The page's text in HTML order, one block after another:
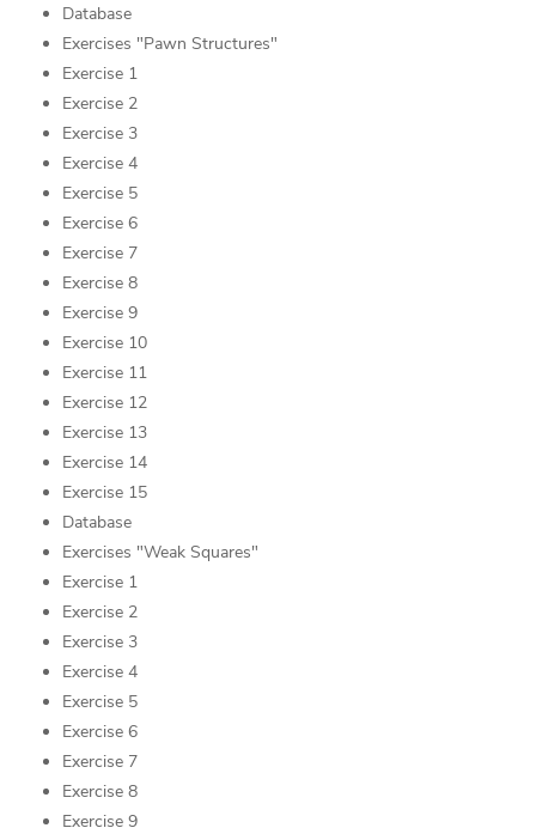
Database
Exercises "Pawn Structures"
Exercise 1
Exercise 2
Exercise 3
Exercise 4
Exercise 5
Exercise 6
Exercise 7
Exercise 8
Exercise 9
Exercise 10
Exercise 11
Exercise 12
Exercise 13
Exercise 14
Exercise 15
Database
Exercises "Weak Squares"
Exercise 1
Exercise 2
Exercise 3
Exercise 4
Exercise 5
Exercise 6
Exercise 7
Exercise 8
Exercise 9